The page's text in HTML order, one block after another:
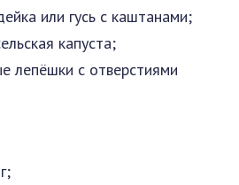
или гусь с каштанами;
капуста;
лепёшки с отверстиями